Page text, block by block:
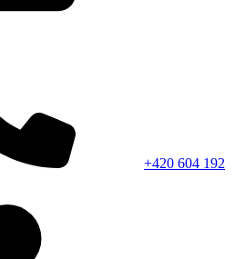
+420 604 192